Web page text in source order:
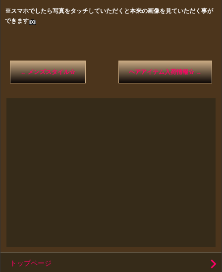
※スマホでしたら写真をタッチしていただくと本来の画像を見ていただく事が
できます
←メンズスタイル☆ ヘアアイテム入荷情報☆→
トップページ